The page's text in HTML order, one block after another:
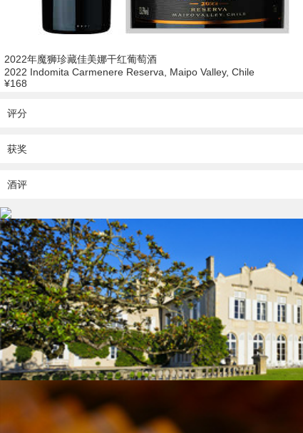
2022年魔狮珍藏佳美娜干红葡萄酒
2022 Indomita Carmenere Reserva, Maipo Valley, Chile
¥168
评分
获奖
酒评